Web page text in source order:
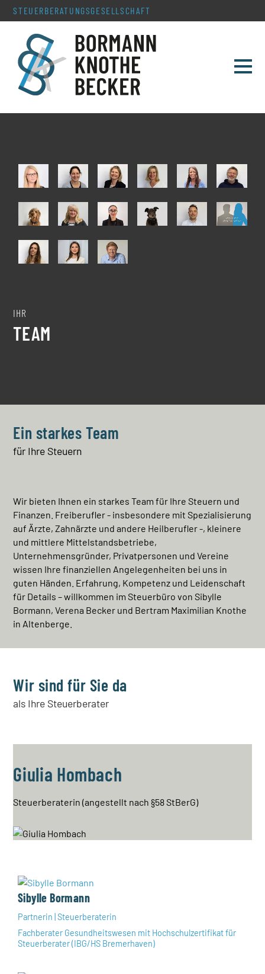
STEUERBERATUNGS­GESELLSCHAFT
SERVICE & AKTUELLES
KARRIERE
IHR
TEAM
Ein starkes Team
für Ihre Steuern
Wir bieten Ihnen ein starkes Team für Ihre Steuern und
Finanzen. Freiberufler - insbesondere mit Spezialisierung
auf Ärzte, Zahnärzte und andere Heilberufler -, kleinere
und mittlere Mittelstandsbetriebe,
Unternehmensgründer, Privatpersonen und Vereine
wissen Ihre finanziellen Angelegenheiten bei uns in
guten Händen. Erfahrung, Kompetenz und Leidenschaft
für Details – willkommen im Steuerbüro von Sibylle
Bormann, Verena Becker und Bertram Maximilian Knothe
in Altenberge.
Wir sind für Sie da
als Ihre Steuerberater
Giulia Hombach
Steuerberaterin (angestellt nach §58 StBerG)
Sibylle Bormann
Partnerin | Steuerberaterin
Fachberater Gesundheitswesen mit Hochschulzertifikat für
Steuerberater (IBG/HS Bremerhaven)